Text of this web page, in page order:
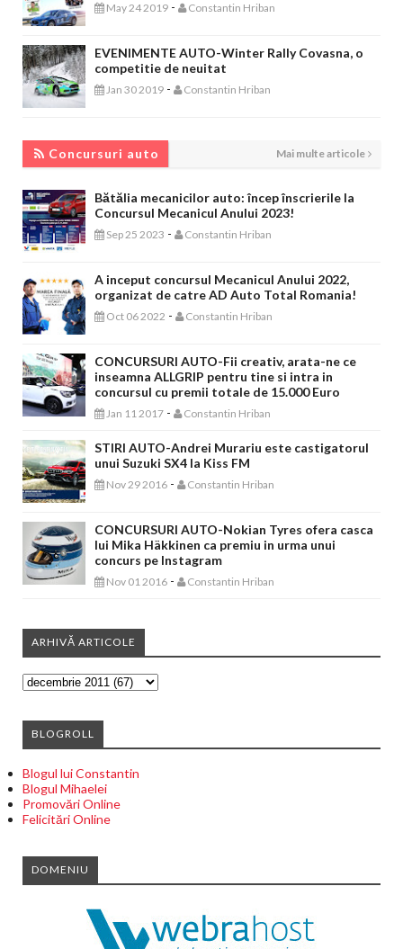
May 24 2019 - Constantin Hriban
EVENIMENTE AUTO-Winter Rally Covasna, o
competitie de neuitat
Jan 30 2019 - Constantin Hriban
Concursuri auto Mai multe articole
Bătălia mecanicilor auto: încep înscrierile la
Concursul Mecanicul Anului 2023!
Sep 25 2023 - Constantin Hriban
A inceput concursul Mecanicul Anului 2022,
organizat de catre AD Auto Total Romania!
Oct 06 2022 - Constantin Hriban
CONCURSURI AUTO-Fii creativ, arata-ne ce
inseamna ALLGRIP pentru tine si intra in
concursul cu premii totale de 15.000 Euro
Jan 11 2017 - Constantin Hriban
STIRI AUTO-Andrei Murariu este castigatorul
unui Suzuki SX4 la Kiss FM
Nov 29 2016 - Constantin Hriban
CONCURSURI AUTO-Nokian Tyres ofera casca
lui Mika Häkkinen ca premiu in urma unui
concurs pe Instagram
Nov 01 2016 - Constantin Hriban
ARHIVĂ ARTICOLE
BLOGROLL
Blogul lui Constantin
Blogul Mihaelei
Promovări Online
Felicitări Online
DOMENIU